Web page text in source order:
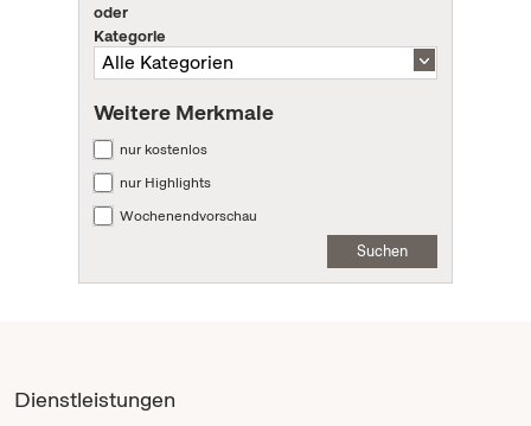
oder
Kategorie
Weitere Merkmale
nur kostenlos
nur Highlights
Wochenendvorschau
Suchen
Dienstleistungen